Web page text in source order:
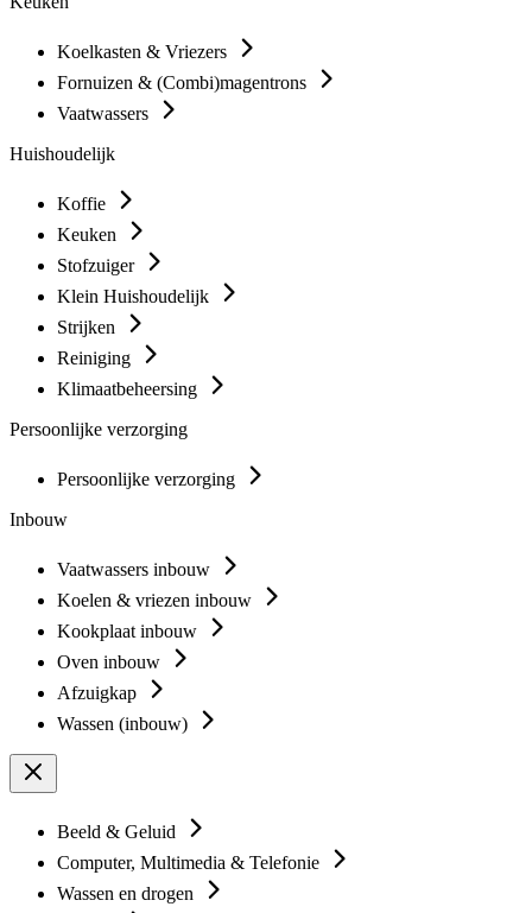
Koelkasten & Vriezers
Fornuizen & (Combi)magentrons
Vaatwassers
Huishoudelijk
Koffie
Keuken
Stofzuiger
Klein Huishoudelijk
Strijken
Reiniging
Klimaatbeheersing
Persoonlijke verzorging
Persoonlijke verzorging
Inbouw
Vaatwassers inbouw
Koelen & vriezen inbouw
Kookplaat inbouw
Oven inbouw
Afzuigkap
Wassen (inbouw)
Beeld & Geluid
Computer, Multimedia & Telefonie
Wassen en drogen